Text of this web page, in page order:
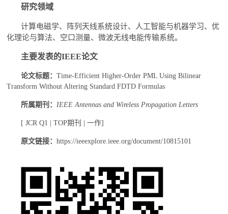
研究领域
计算电磁学、阵列天线系统设计、人工智能与机器学习、优
化理论与算法、空口测量、微波无线电能传输系统。
主要发表的IEEE论文
论文标题：Time-Efficient Higher-Order PML Using Bilinear
Transform Without Altering Standard FDTD Formulas
所属期刊： IEEE Antennas and Wireless Propagation Letters
[ JCR Q1 | TOP期刊 | 一作]
原文链接：https://ieeexplore.ieee.org/document/10815101